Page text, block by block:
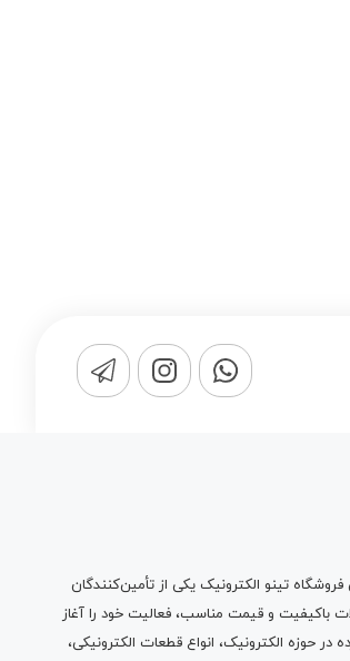
تینو الکترونیک یکی از تأمین‌کنندگان
باکیفیت و قیمت مناسب، فعالیت خود را آغاز
حوزه الکترونیک، انواع قطعات الکترونیکی،